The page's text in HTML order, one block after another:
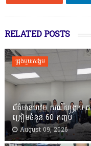
RELATED POSTS
ជ្រុងមួយសង្គម
ព័ត៌មានបឋម ករណីបង្ក្រាប ជ
ក្រៀមចំនួន 60 កញ្ចប់
August 09, 2026